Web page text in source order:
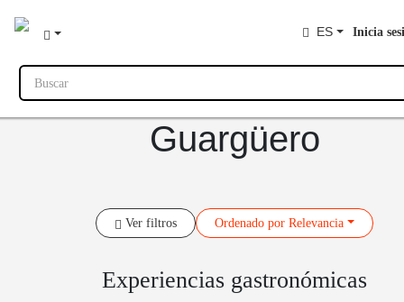
ES Inicia
Buscar
Guargüero
Ver filtros Ordenadopor Relevancia
Experiencias gastronómicas